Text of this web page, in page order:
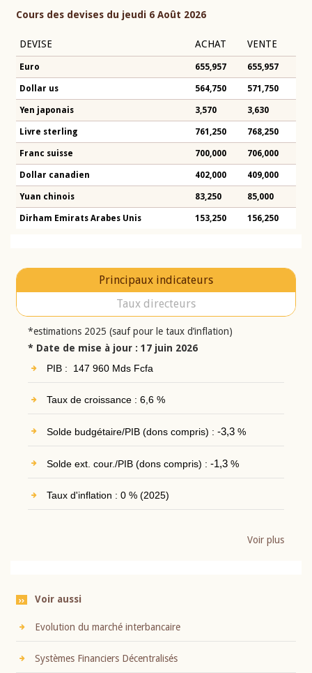
Cours des devises du jeudi 6 Août 2026
DEVISE ACHAT VENTE
Euro 655,957 655,957
Dollar us 564,750 571,750
Yen japonais 3,570 3,630
Livre sterling 761,250 768,250
Franc suisse 700,000 706,000
Dollar canadien 402,000 409,000
Yuan chinois 83,250 85,000
Dirham Emirats Arabes Unis 153,250 156,250
Principaux indicateurs
Taux directeurs
*estimations 2025 (sauf pour le taux d’inflation)
* Date de mise à jour : 17 juin 2026
PIB : 147 960 Mds Fcfa
Taux de croissance : 6,6 %
Solde budgétaire/PIB (dons compris) : -3,3%
Solde ext. cour./PIB (dons compris) : -1,3%
Taux d'inflation : 0 % (2025)
Voir plus
Voir aussi
Evolution du marché interbancaire
Systèmes Financiers Décentralisés